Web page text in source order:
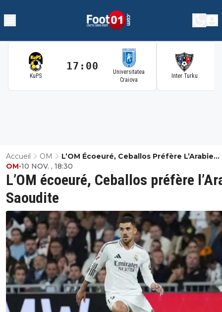
KuPS
17:00
Universitatea
Craiova
Inter Turku
Accueil OM
L’OM Écoeuré, Ceballos Préfère L’Arabie
Saoudite
L’OM écoeuré, Ceballos préfère
Saoudite
OM•10 NOV. , 18:30